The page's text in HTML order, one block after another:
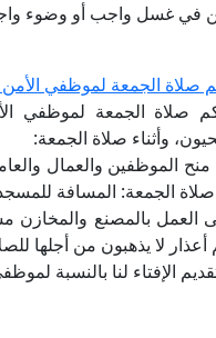
في غسل واجب أو ‏وضوء
صلاة الجمعة لموظفي الأمن
صلاة الجمعة لموظفي
وأثناء صلاة الجمعة:
منح الموظفين والعمال
الجمعة: المسافة للمسجد 5 دقائق سيرًا على
العمل بالمصنع والمخازن
لا يذهبون من أجلها
الإفتاء لنا بالنسبة